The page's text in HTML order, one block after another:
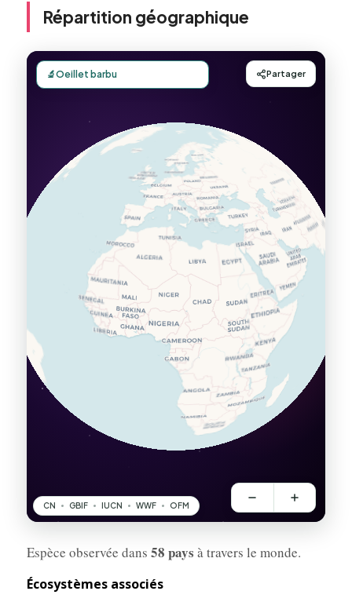
Répartition géographique
Espèce observée dans 58 pays à travers le monde.
Écosystèmes associés